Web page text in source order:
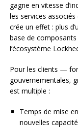
gagne en vitesse
les services
crée un effet : plus
base de
l’écosystème
Pour les clients —
gouvernementales,
est multiple :
Temps de mise
nouvelles